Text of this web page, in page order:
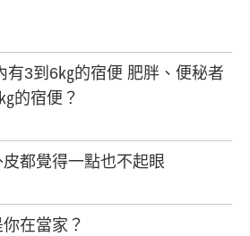
有3到6㎏的宿便 肥胖、便秘者
的宿便？
都覺得一點也不起眼
在當家？